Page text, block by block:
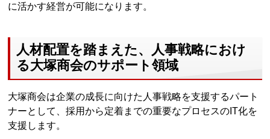
に活かす経営が可能になります。
人材配置を踏まえた、人事戦略におけ
る大塚商会のサポート領域
大塚商会は企業の成長に向けた人事戦略を支援するパート
ナーとして、採用から定着までの重要なプロセスのIT化を
支援します。